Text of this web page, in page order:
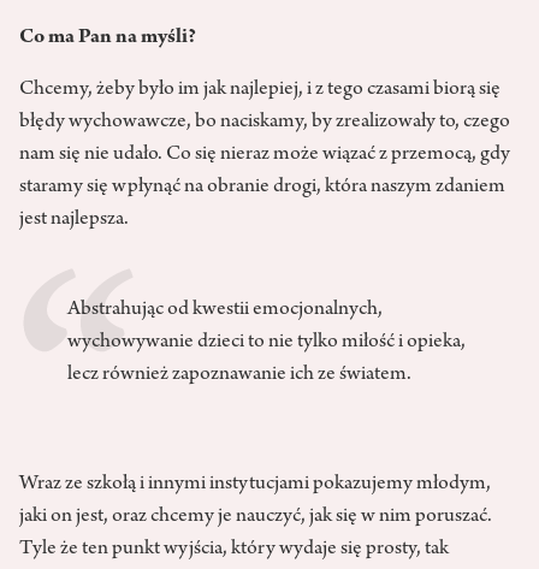
Co ma Pan na myśli?
Chcemy, żeby było im jak najlepiej, i z tego czasami biorą się
błędy wychowawcze, bo naciskamy, by zrealizowały to, czego
nam się nie udało. Co się nieraz może wiązać z przemocą, gdy
staramy się wpłynąć na obranie drogi, która naszym zdaniem
jest najlepsza.
Abstrahując od kwestii emocjonalnych,
wychowywanie dzieci to nie tylko miłość i opieka,
lecz również zapoznawanie ich ze światem.
Wraz ze szkołą i innymi instytucjami pokazujemy młodym,
jaki on jest, oraz chcemy je nauczyć, jak się w nim poruszać.
Tyle że ten punkt wyjścia, który wydaje się prosty, tak